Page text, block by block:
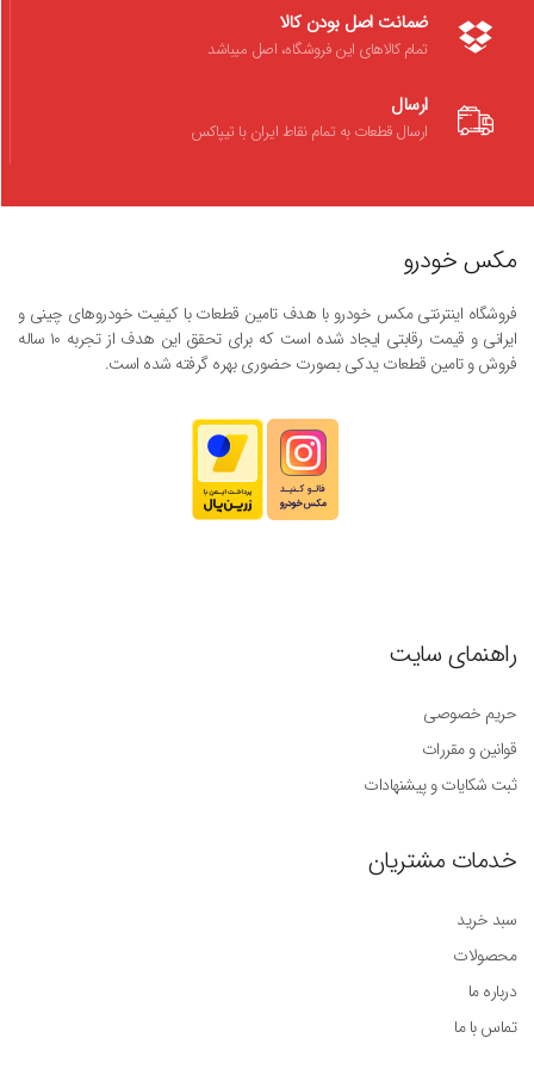
ضمانت اصل بودن کالا
تمام کالاهای این فروشگاه، اصل میباشد
ارسال
ارسال قطعات به تمام نقاط ایران با تیپاکس
مکس خودرو
فروشگاه اینترنتی مکس خودرو با هدف تامین قطعات با کیفیت خودروهای چینی و
ایرانی و قیمت رقابتی ایجاد شده است که برای تحقق این هدف از تجربه ۱۰ ساله
فروش و تامین قطعات یدکی بصورت حضوری بهره گرفته شده است.
راهنمای سایت
حریم خصوصی
قوانین و مقررات
ثبت شکایات و پیشنهادات
خدمات مشتریان
سبد خرید
محصولات
درباره ما
تماس با ما